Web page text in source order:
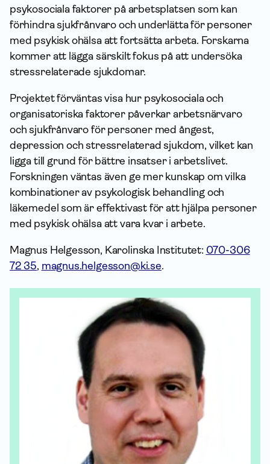
psykosociala faktorer på arbetsplatsen som kan
förhindra sjukfrånvaro och underlätta för personer
med psykisk ohälsa att fortsätta arbeta. Forskarna
kommer att lägga särskilt fokus på att undersöka
stressrelaterade sjukdomar.
Projektet förväntas visa hur psykosociala och
organisatoriska faktorer påverkar arbetsnärvaro
och sjukfrånvaro för personer med ångest,
depression och stressrelaterad sjukdom, vilket kan
ligga till grund för bättre insatser i arbetslivet.
Forskningen väntas även ge mer kunskap om vilka
kombinationer av psykologisk behandling och
läkemedel som är effektivast för att hjälpa personer
med psykisk ohälsa att vara kvar i arbete.
Magnus Helgesson, Karolinska Institutet: 070-306
72 35, magnus.helgesson@ki.se.